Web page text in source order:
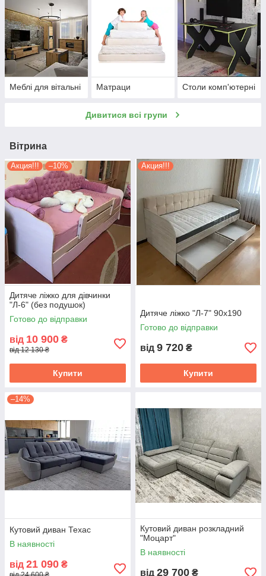
Меблі для вітальні Матраци Столи комп'ютерні
Дивитися всі групи
Вітрина
Акция!!! –10%
Дитяче ліжко для дівчинки
"Л-6" (без подушок)
Готово до відправки
від 10 900 ₴
від 12 130 ₴
Купити
Акция!!!
Дитяче ліжко "Л-7" 90х190
Готово до відправки
від 9 720 ₴
Купити
–14%
Кутовий диван Техас
В наявності
від 21 090 ₴
Кутовий диван розкладний
"Моцарт"
В наявності
від 29 700 ₴